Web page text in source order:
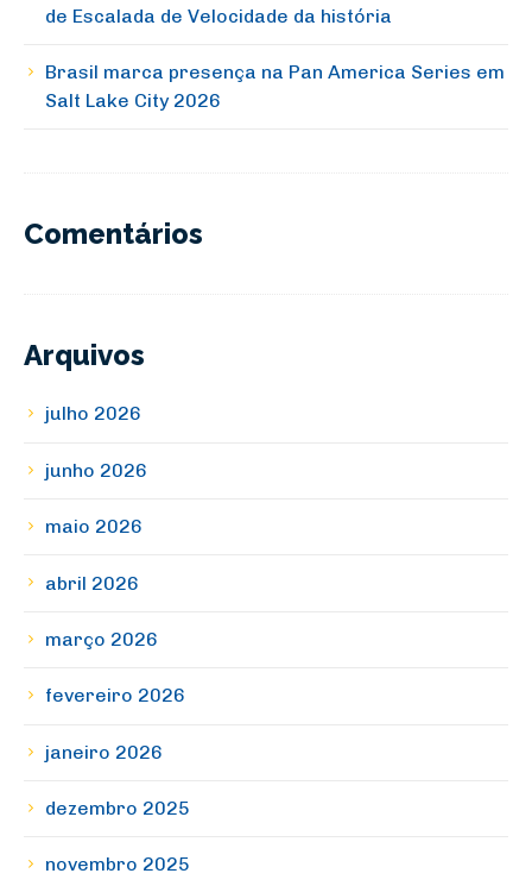
de Escalada de Velocidade da história
Brasil marca presença na Pan America Series em
Salt Lake City 2026
Comentários
Arquivos
julho 2026
junho 2026
maio 2026
abril 2026
março 2026
fevereiro 2026
janeiro 2026
dezembro 2025
novembro 2025